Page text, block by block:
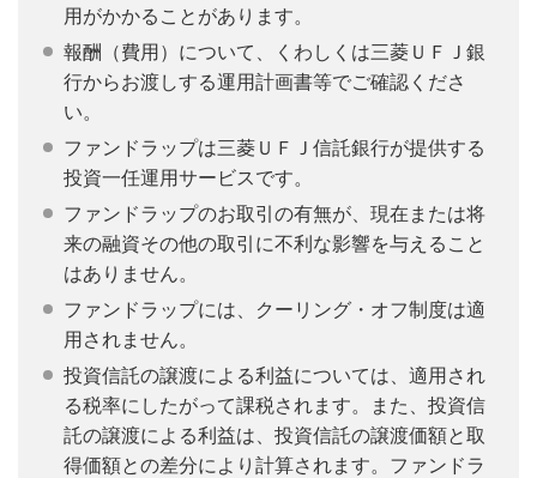
用がかかることがあります。
報酬（費用）について、くわしくは三菱ＵＦＪ銀
行からお渡しする運用計画書等でご確認くださ
い。
ファンドラップは三菱ＵＦＪ信託銀行が提供する
投資一任運用サービスです。
ファンドラップのお取引の有無が、現在または将
来の融資その他の取引に不利な影響を与えること
はありません。
ファンドラップには、クーリング・オフ制度は適
用されません。
投資信託の譲渡による利益については、適用され
る税率にしたがって課税されます。また、投資信
託の譲渡による利益は、投資信託の譲渡価額と取
得価額との差分により計算されます。ファンドラ